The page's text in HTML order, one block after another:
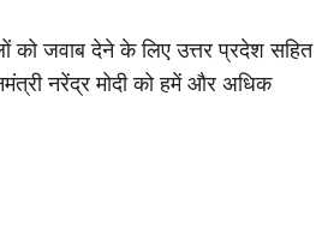
को जवाब देने के लिए उत्तर प्रदेश सहित
नरेंद्र मोदी को हमें और अधिक